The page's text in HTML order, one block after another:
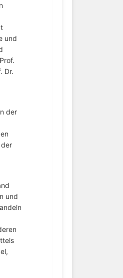
und
Dr.
der
und